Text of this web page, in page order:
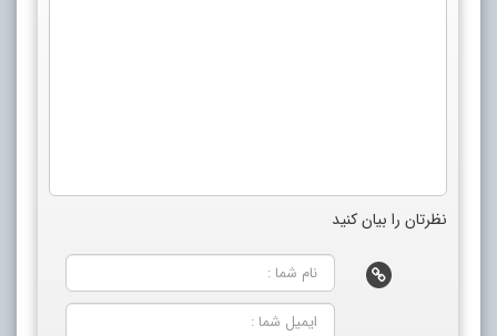
نظرتان را بیان کنید